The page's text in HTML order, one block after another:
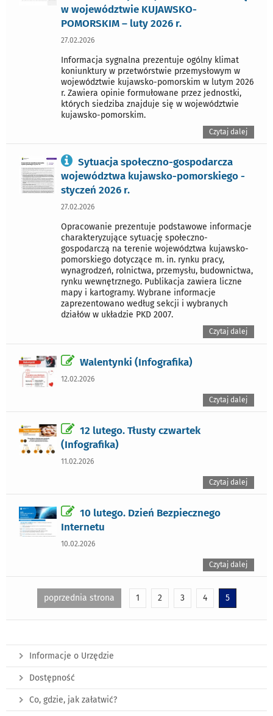
w województwie KUJAWSKO-
POMORSKIM – luty 2026 r.
27.02.2026
Informacja sygnalna prezentuje ogólny klimat
koniunktury w przetwórstwie przemysłowym w
województwie kujawsko-pomorskim w lutym 2026
r. Zawiera opinie formułowane przez jednostki,
których siedziba znajduje się w województwie
kujawsko-pomorskim.
Czytaj dalej
Sytuacja społeczno-gospodarcza
województwa kujawsko-pomorskiego -
styczeń 2026 r.
27.02.2026
Opracowanie prezentuje podstawowe informacje
charakteryzujące sytuację społeczno-
gospodarczą na terenie województwa kujawsko-
pomorskiego dotyczące m. in. rynku pracy,
wynagrodzeń, rolnictwa, przemysłu, budownictwa,
rynku wewnętrznego. Publikacja zawiera liczne
mapy i kartogramy. Wybrane informacje
zaprezentowano według sekcji i wybranych
działów w układzie PKD 2007.
Czytaj dalej
Walentynki (Infografika)
12.02.2026
Czytaj dalej
12 lutego. Tłusty czwartek
(Infografika)
11.02.2026
Czytaj dalej
10 lutego. Dzień Bezpiecznego
Internetu
10.02.2026
Czytaj dalej
poprzednia strona 1 2 3 4 5
Informacje o Urzędzie
Dostępność
Co, gdzie, jak załatwić?